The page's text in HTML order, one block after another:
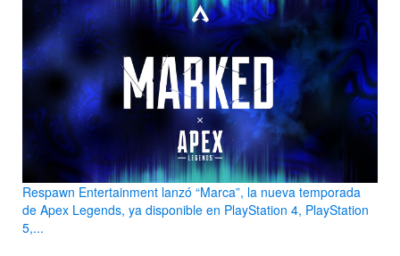
Respawn Entertainment lanzó “Marca”, la nueva temporada
de Apex Legends, ya disponible en PlayStation 4, PlayStation
5,...